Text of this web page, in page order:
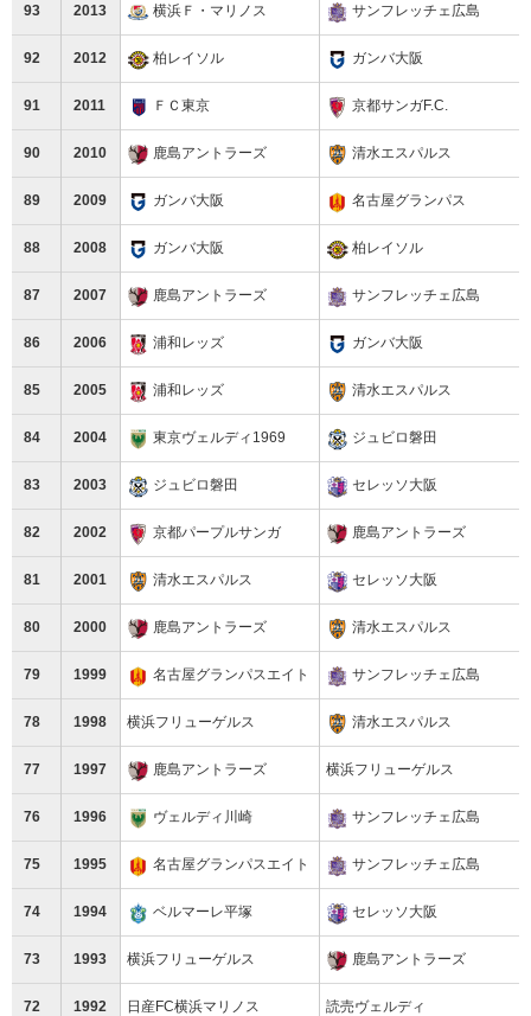
93 2013 横浜Ｆ・マリノス サンフレッチェ広島
92 2012 柏レイソル ガンバ大阪
91 2011 ＦＣ東京 京都サンガF.C.
90 2010 鹿島アントラーズ 清水エスパルス
89 2009 ガンバ大阪 名古屋グランパス
88 2008 ガンバ大阪 柏レイソル
87 2007 鹿島アントラーズ サンフレッチェ広島
86 2006 浦和レッズ ガンバ大阪
85 2005 浦和レッズ 清水エスパルス
84 2004 東京ヴェルディ1969 ジュビロ磐田
83 2003 ジュビロ磐田 セレッソ大阪
82 2002 京都パープルサンガ 鹿島アントラーズ
81 2001 清水エスパルス セレッソ大阪
80 2000 鹿島アントラーズ 清水エスパルス
79 1999 名古屋グランパスエイト サンフレッチェ広島
78 1998 横浜フリューゲルス 清水エスパルス
77 1997 鹿島アントラーズ 横浜フリューゲルス
76 1996 ヴェルディ川崎 サンフレッチェ広島
75 1995 名古屋グランパスエイト サンフレッチェ広島
74 1994 ベルマーレ平塚 セレッソ大阪
73 1993 横浜フリューゲルス 鹿島アントラーズ
72 1992 日産FC横浜マリノス 読売ヴェルディ